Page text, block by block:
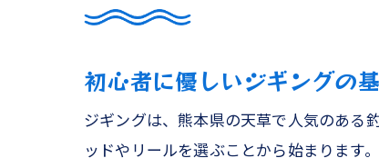
初心者に優しいジギングの
ジギングは、熊本県の天草で人気のある
ッドやリールを選ぶことから始まります